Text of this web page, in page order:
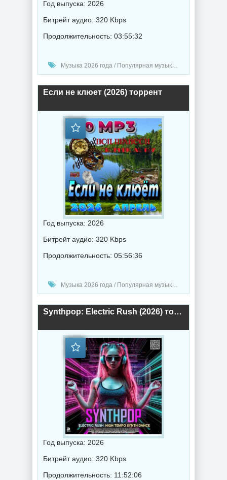
Год выпуска: 2026
Битрейт аудио: 320 Kbps
Продолжительность: 03:55:32
Музыка 2026 года / Популярная музыка / Поп музыка / Танцевальная музыка / Сборник музыка
Если не клюет (2026) торрент
Год выпуска: 2026
Битрейт аудио: 320 Kbps
Продолжительность: 05:56:36
Музыка 2026 года / Популярная музыка / Шансон музыка / Поп музыка / Сборник музыка
Synthpop: Electric Rush (2026) торрент
Год выпуска: 2026
Битрейт аудио: 320 Kbps
Продолжительность: 11:52:06